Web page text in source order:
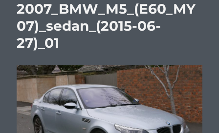
2007_BMW_M5_(E60_MY
07)_sedan_(2015-06-
27)_01